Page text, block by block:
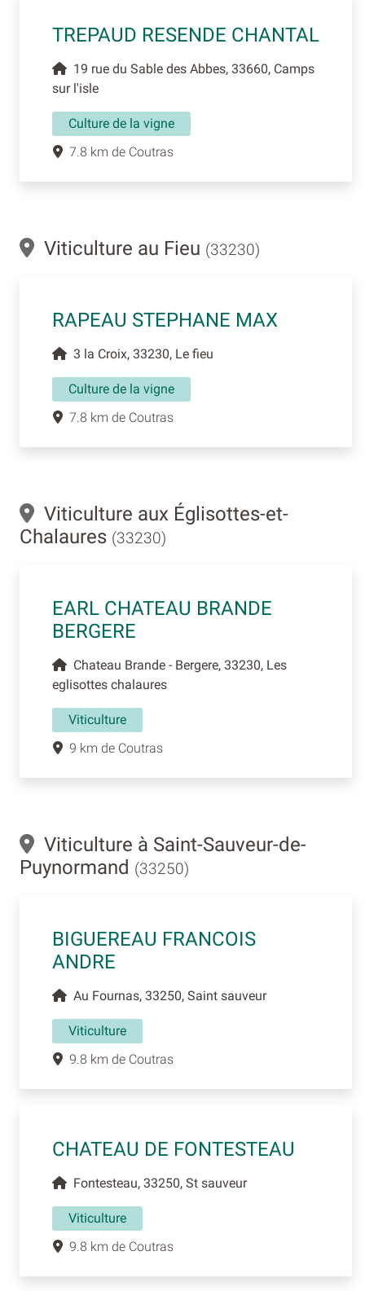
TREPAUD RESENDE CHANTAL
19 rue du Sable des Abbes, 33660, Camps
sur l'isle
Culture de la vigne
7.8 km de Coutras
Viticulture au Fieu (33230)
RAPEAU STEPHANE MAX
3 la Croix, 33230, Le fieu
Culture de la vigne
7.8 km de Coutras
Viticulture aux Églisottes-et-
Chalaures (33230)
EARL CHATEAU BRANDE
BERGERE
Chateau Brande - Bergere, 33230, Les
eglisottes chalaures
Viticulture
9 km de Coutras
Viticulture à Saint-Sauveur-de-
Puynormand (33250)
BIGUEREAU FRANCOIS
ANDRE
Au Fournas, 33250, Saint sauveur
Viticulture
9.8 km de Coutras
CHATEAU DE FONTESTEAU
Fontesteau, 33250, St sauveur
Viticulture
9.8 km de Coutras